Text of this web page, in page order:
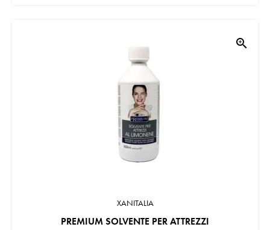
zoom_in
XANITALIA
PREMIUM SOLVENTE PER ATTREZZI